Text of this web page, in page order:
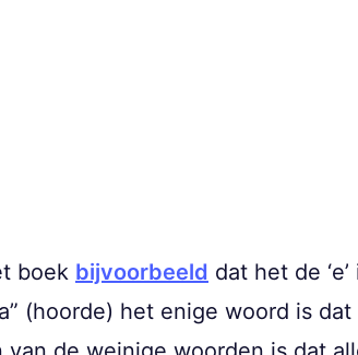
boek bijvoorbeeld dat het de
(hoorde) het enige woord is